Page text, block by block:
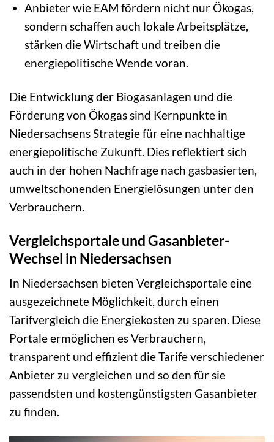
Anbieter wie EAM fördern nicht nur Ökogas,
sondern schaffen auch lokale Arbeitsplätze,
stärken die Wirtschaft und treiben die
energiepolitische Wende voran.
Die Entwicklung der Biogasanlagen und die
Förderung von Ökogas sind Kernpunkte in
Niedersachsens Strategie für eine nachhaltige
energiepolitische Zukunft. Dies reflektiert sich
auch in der hohen Nachfrage nach gasbasierten,
umweltschonenden Energielösungen unter den
Verbrauchern.
Vergleichsportale und Gasanbieter-
Wechsel in Niedersachsen
In Niedersachsen bieten Vergleichsportale eine
ausgezeichnete Möglichkeit, durch einen
Tarifvergleich die Energiekosten zu sparen. Diese
Portale ermöglichen es Verbrauchern,
transparent und effizient die Tarife verschiedener
Anbieter zu vergleichen und so den für sie
passendsten und kostengünstigsten Gasanbieter
zu finden.